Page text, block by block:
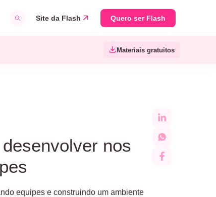
Site da Flash Quero ser Flash
Materiais gratuitos
nos
equipes e construindo um ambiente